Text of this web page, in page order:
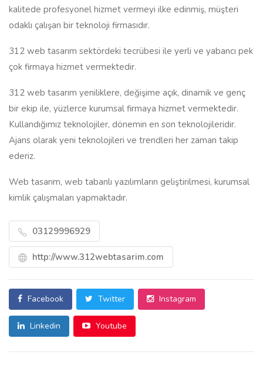
kalitede profesyonel hizmet vermeyi ilke edinmiş, müşteri
odaklı çalışan bir teknoloji firmasıdır.
312 web tasarım sektördeki tecrübesi ile yerli ve yabancı pek
çok firmaya hizmet vermektedir.
312 web tasarım yeniliklere, değişime açık, dinamik ve genç
bir ekip ile, yüzlerce kurumsal firmaya hizmet vermektedir.
Kullandığımız teknolojiler, dönemin en son teknolojileridir.
Ajans olarak yeni teknolojileri ve trendleri her zaman takip
ederiz.
Web tasarım, web tabanlı yazılımların geliştirilmesi, kurumsal
kimlik çalışmaları yapmaktadır.
03129996929
http://www.312webtasarim.com
Facebook Twitter Instagram
Linkedin Youtube